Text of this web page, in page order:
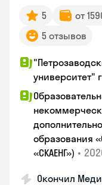
5 от
5 отзывов
университет"
образования
«СКАЕНГ») •
Окончил